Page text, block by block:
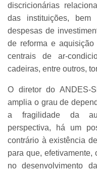
discricionárias
das instituições, bem
despesas de
de reforma e aquisição
centrais de ar-
cadeiras, entre outros,
O diretor do ANDES-
amplia o grau de
a fragilidade da
perspectiva, há um
contrário à existência
para que,
no desenvolvimento